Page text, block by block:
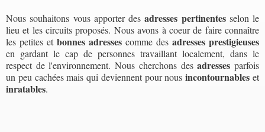
Nous souhaitons vous apporter desadresses pertinentesselon le
lieu et les circuits proposés. Nous avons à coeur de faire connaître
les petites et bonnes adresses comme des adresses prestigieuses
en gardant le cap de personnes travaillant localement, dans le
respect de l'environnement. Nous cherchons desadresses parfois
un peu cachées mais qui deviennent pour nous incontournables et
inratables.